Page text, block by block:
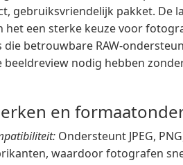
gebruiksvriendelijk pakket. De
het een sterke keuze voor
betrouwbare RAW-
nodig hebben
en
Ondersteunt JPEG,
waardoor fotografen